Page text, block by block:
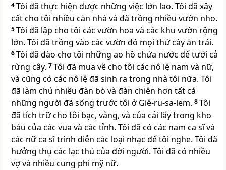
4Tôi đã thực hiện được những việc lớn lao. Tôi đã xây
cất cho tôi nhiều căn nhà và đã trồng nhiều vườn nho.
5Tôi đã lập cho tôi các vườn hoa và các khu vườn rộng
lớn. Tôi đã trồng vào các vườn đó mọi thứ cây ăn trái.
6Tôi đã đào cho tôi những ao hồ chứa nước để tưới cả
rừng cây. 7Tôi đã mua về cho tôi các nô lệ nam và nữ,
và cũng có các nô lệ đã sinh ra trong nhà tôi nữa. Tôi
đã làm chủ nhiều đàn bò và đàn chiên hơn tất cả
những người đã sống trước tôi ở Giê-ru-sa-lem. 8Tôi
đã tích trữ cho tôi bạc, vàng, và của cải lấy trong kho
báu của các vua và các tỉnh. Tôi đã có các nam ca sĩ và
các nữ ca sĩ trình diễn các loại nhạc để tôi nghe. Tôi đã
hưởng thụ các lạc thú của đời người. Tôi đã có nhiều
vợ và nhiều cung phi mỹ nữ.